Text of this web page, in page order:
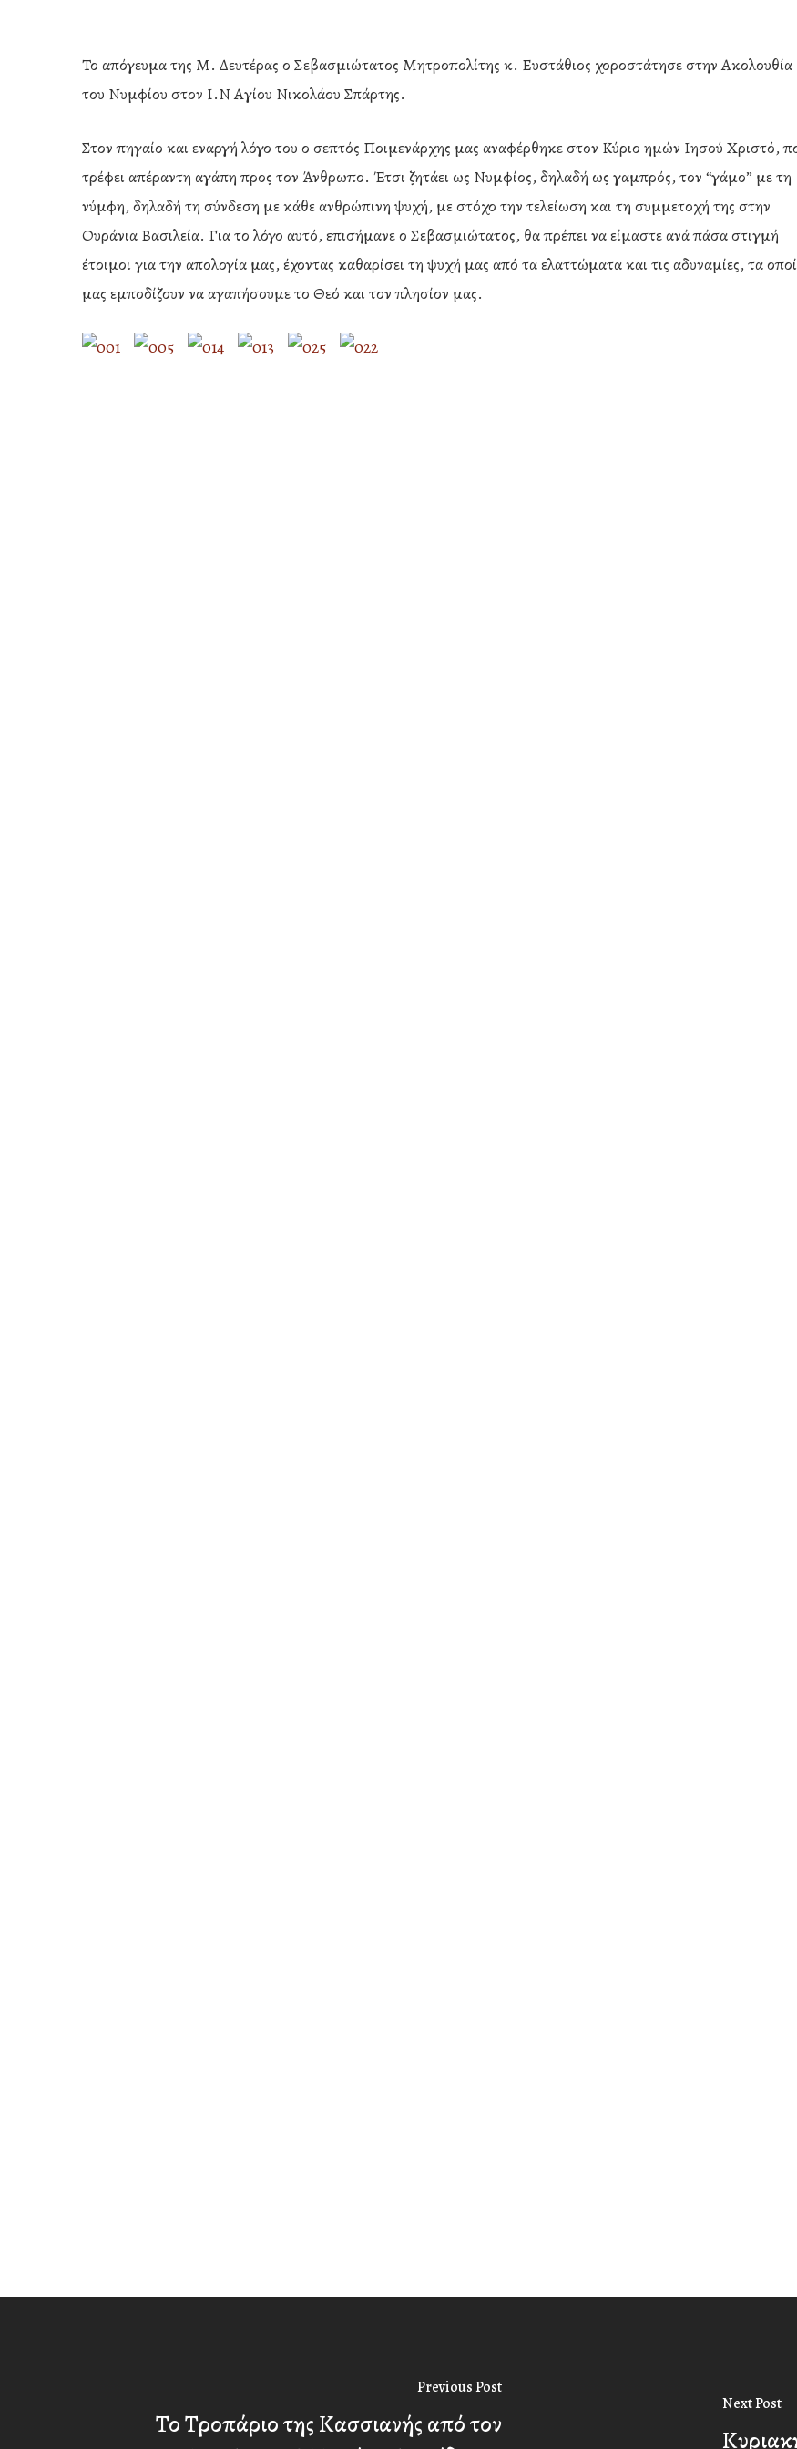
Hit enter to search or ESC to close
Το απόγευμα της Μ. Δευτέρας ο Σεβασμιώτατος Μητροπολίτης κ. Ευστάθιος χοροστάτησε στην Ακολουθία
του Νυμφίου στον Ι.Ν Αγίου Νικολάου Σπάρτης.
Στον πηγαίο και εναργή λόγο του ο σεπτός Ποιμενάρχης μας αναφέρθηκε στον Κύριο ημών Ιησού Χριστό,
τρέφει απέραντη αγάπη προς τον Άνθρωπο. Έτσι ζητάει ως Νυμφίος, δηλαδή ως γαμπρός, τον “γάμο” με τη
νύμφη, δηλαδή τη σύνδεση με κάθε ανθρώπινη ψυχή, με στόχο την τελείωση και τη συμμετοχή της στην
Ουράνια Βασιλεία. Για το λόγο αυτό, επισήμανε ο Σεβασμιώτατος, θα πρέπει να είμαστε ανά πάσα στιγμή
έτοιμοι για την απολογία μας, έχοντας καθαρίσει τη ψυχή μας από τα ελαττώματα και τις αδυναμίες, τα
μας εμποδίζουν να αγαπήσουμε το Θεό και τον πλησίον μας.
Previous Post
Το Τροπάριο της Κασσιανής από τον
Next Post